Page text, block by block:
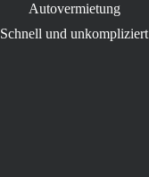
Autovermietung
Schnell und unkompliziert